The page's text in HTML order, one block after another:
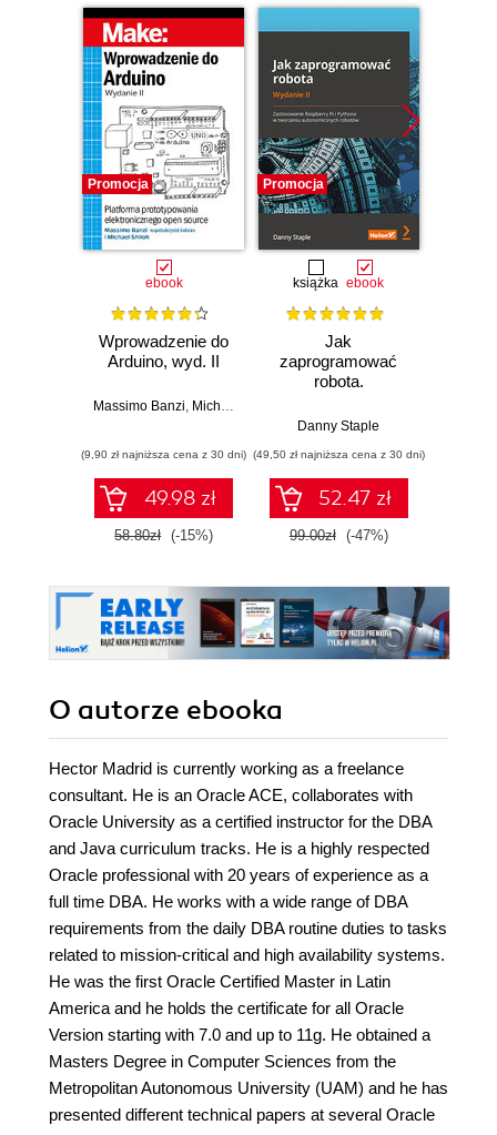
Promocja
ebook
Wprowadzenie do
Arduino, wyd. II
Massimo Banzi, Michael Shiloh
(9,90 zł najniższa cena z 30 dni)
49.98 zł
58.80zł (-15%)
Promocja
książka ebook
Jak
zaprogramować
robota.
Raspberry Pi i
tworzeniu
autonomicznych
robotów. Wydanie
II
Danny Staple
(49,50 zł najniższa cena z 30 dni)
52.47 zł
99.00zł (-47%)
O autorze ebooka
Hector Madrid is currently working as a freelance
consultant. He is an Oracle ACE, collaborates with
Oracle University as a certified instructor for the DBA
and Java curriculum tracks. He is a highly respected
Oracle professional with 20 years of experience as a
full time DBA. He works with a wide range of DBA
requirements from the daily DBA routine duties to tasks
related to mission-critical and high availability systems.
He was the first Oracle Certified Master in Latin
America and he holds the certificate for all Oracle
Version starting with 7.0 and up to 11g. He obtained a
Masters Degree in Computer Sciences from the
Metropolitan Autonomous University (UAM) and he has
presented different technical papers at several Oracle